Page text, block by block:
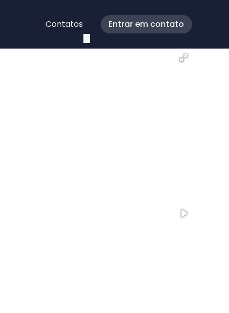
Entrar em contato
Contatos